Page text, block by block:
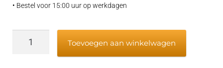
• Bestel voor 15:00 uur op werkdagen
Toevoegen aan winkelwagen